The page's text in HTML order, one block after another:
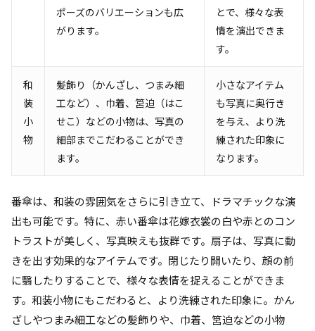
ポーズのバリエーションも広
がります。
とで、様々な表
情を演出できま
す。
和
装
小
物
髪飾り（かんざし、つまみ細
工など）、巾着、筥迫（はこ
せこ）などの小物は、写真の
細部までこだわることができ
ます。
小さなアイテム
も写真に奥行き
を与え、より洗
練された印象に
なります。
番傘は、和装の雰囲気をさらに引き立て、ドラマチックな演
出も可能です。特に、赤い番傘は花嫁衣裳の白や赤とのコン
トラストが美しく、写真映えも抜群です。扇子は、写真に動
きを出す効果的なアイテムです。閉じたり開いたり、顔の前
に翳したりすることで、様々な表情を捉えることができま
す。和装小物にもこだわると、より洗練された印象に。かん
ざしやつまみ細工などの髪飾りや、巾着、筥迫などの小物